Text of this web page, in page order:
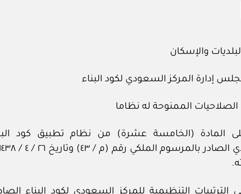
والإسكان
إدارة المركز السعودي لكود البناء
الصلاحيات الممنوحة له نظاما
المادة (الخامسة عشرة) من نظام تطبيق كود
الترتيبات التنظيمية للمركز السعودي لكود البناء